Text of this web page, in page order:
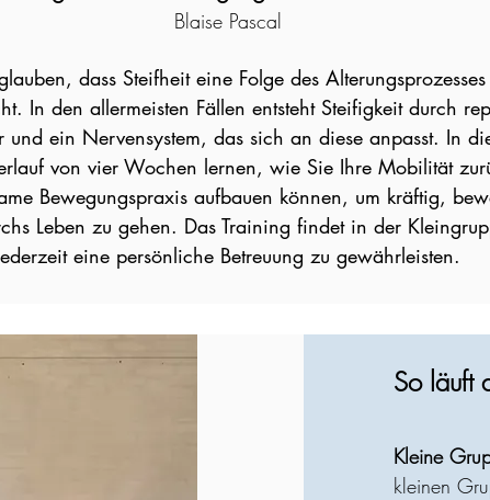
Blaise Pascal
dass Steifheit eine Folge des
In den allermeisten Fällen entsteht Steifigkeit durch
und ein Nervensystem, das sich an diese anpasst. In
von vier Wochen lernen, wie Sie Ihre Mobilität
Bewegungspraxis aufbauen können, um kräftig,
Leben zu gehen. Das Training findet in der
eine persönliche Betreuung zu gewährleisten.
So läuft
Kleine
kleinen